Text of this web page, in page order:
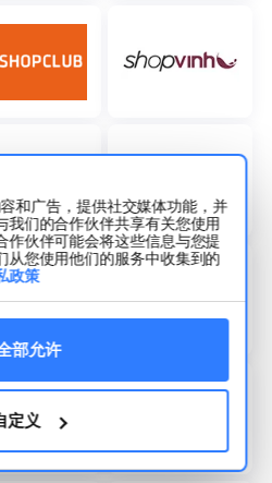
和广告，提供社交媒体功能，并
我们的合作伙伴共享有关您使用
作伙伴可能会将这些信息与您提
从您使用他们的服务中收集到的
政策
部允许
定义